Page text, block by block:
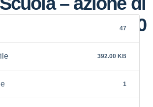
prevista per il 10
2023
47
392.00 KB
1